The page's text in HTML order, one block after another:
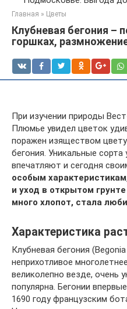
Главная » Цветы
Клубневая бегония –
горшках,
При изучении природы
Плюмье увидел цветок
поражен изяществом
бегония. Уникальные сорта
впечатляют и сегодня
особым
и уход в открытом
много хлопот, стала
Характеристика
Клубневая бегония
неприхотливое
великолепно везде, очень
популярна. Бегонии
1690 году французским